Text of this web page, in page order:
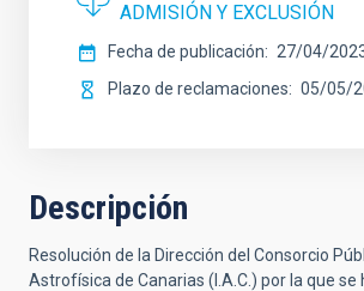
ADMISIÓN Y EXCLUSIÓN
Fecha de publicación
27/04/
Plazo de reclamaciones
05/05/
Descripción
Resolución de la Dirección del Consorcio
Astrofísica de Canarias (I.A.C.) por la que se